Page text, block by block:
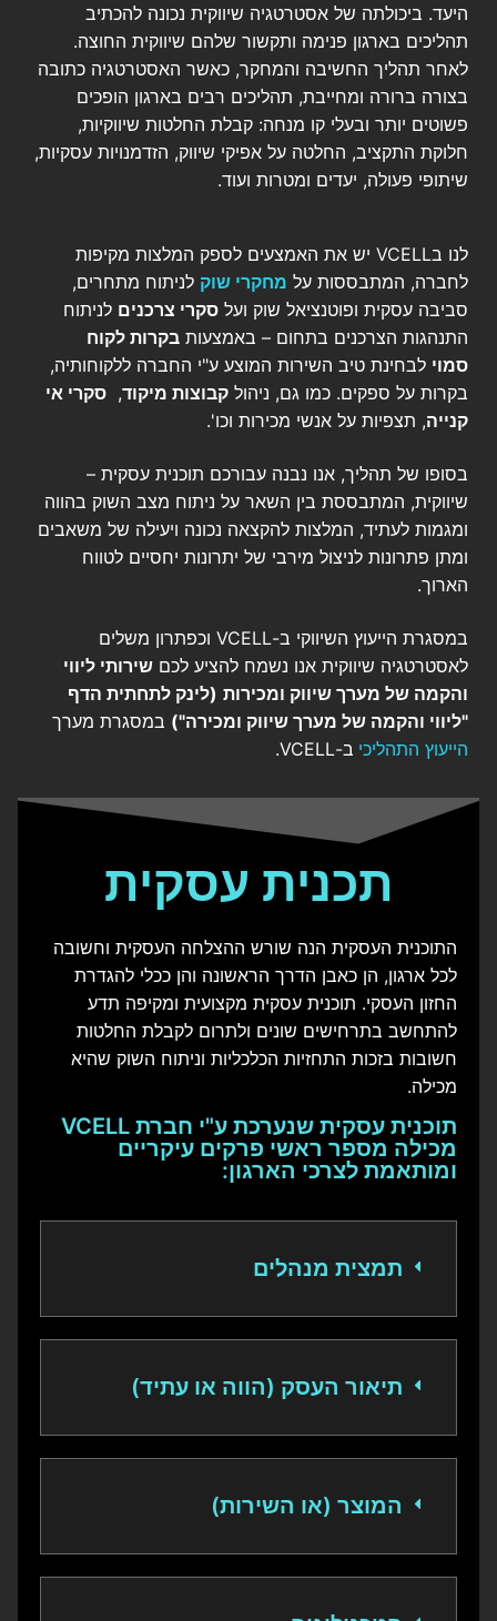
היעד. ביכולתה של אסטרטגיה שיווקית נכונה להכתיב
תהליכים בארגון פנימה ותקשור שלהם שיווקית החוצה.
לאחר תהליך החשיבה והמחקר, כאשר האסטרטגיה כתובה
בצורה ברורה ומחייבת, תהליכים רבים בארגון הופכים
פשוטים יותר ובעלי קו מנחה: קבלת החלטות שיווקיות,
חלוקת התקציב, החלטה על אפיקי שיווק, הזדמנויות עסקיות,
שיתופי פעולה, יעדים ומטרות ועוד.
לנו בVCELL יש את האמצעים לספק המלצות מקיפות
לחברה, המתבססות על מחקרי שוק לניתוח מתחרים,
סביבה עסקית ופוטנציאל שוק ועל סקרי צרכנים לניתוח
התנהגות הצרכנים בתחום – באמצעות בקרות לקוח
סמוי לבחינת טיב השירות המוצע ע"י החברה ללקוחותיה,
בקרות על ספקים. כמו גם, ניהול קבוצות מיקוד, סקרי אי
קנייה, תצפיות על אנשי מכירות וכו'.
בסופו של תהליך, אנו נבנה עבורכם תוכנית עסקית –
שיווקית, המתבססת בין השאר על ניתוח מצב השוק בהווה
ומגמות לעתיד, המלצות להקצאה נכונה ויעילה של משאבים
ומתן פתרונות לניצול מירבי של יתרונות יחסיים לטווח
הארוך.
במסגרת הייעוץ השיווקי ב-VCELL וכפתרון משלים
לאסטרטגיה שיווקית אנו נשמח להציע לכם שירותי ליווי
והקמה של מערך שיווק ומכירות (לינק לתחתית הדף
"ליווי והקמה של מערך שיווק ומכירה") במסגרת מערך
הייעוץ התהליכי ב-VCELL.
תכנית עסקית
התוכנית העסקית הנה שורש ההצלחה העסקית וחשובה
לכל ארגון, הן כאבן הדרך הראשונה והן ככלי להגדרת
החזון העסקי. תוכנית עסקית מקצועית ומקיפה תדע
להתחשב בתרחישים שונים ולתרום לקבלת החלטות
חשובות בזכות התחזיות הכלכליות וניתוח השוק שהיא
מכילה.
תוכנית עסקית שנערכת ע"י חברת VCELL
מכילה מספר ראשי פרקים עיקריים
ומותאמת לצרכי הארגון:
תמצית מנהלים
תיאור העסק (הווה או עתיד)
המוצר (או השירות)